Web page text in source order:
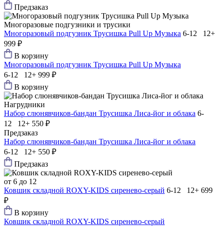
Предзаказ
Многоразовые подгузники и трусики
Многоразовый подгузник Трусишка Pull Up Музыка 6-12 12+
999 ₽
В корзину
Многоразовый подгузник Трусишка Pull Up Музыка
6-12 12+ 999 ₽
В корзину
Нагрудники
Набор слюнявчиков-бандан Трусишка Лиса-йог и облака 6-
12 12+ 550 ₽
Предзаказ
Набор слюнявчиков-бандан Трусишка Лиса-йог и облака
6-12 12+ 550 ₽
Предзаказ
от 6 до 12
Ковшик складной ROXY-KIDS сиренево-серый 6-12 12+ 699
₽
В корзину
Ковшик складной ROXY-KIDS сиренево-серый